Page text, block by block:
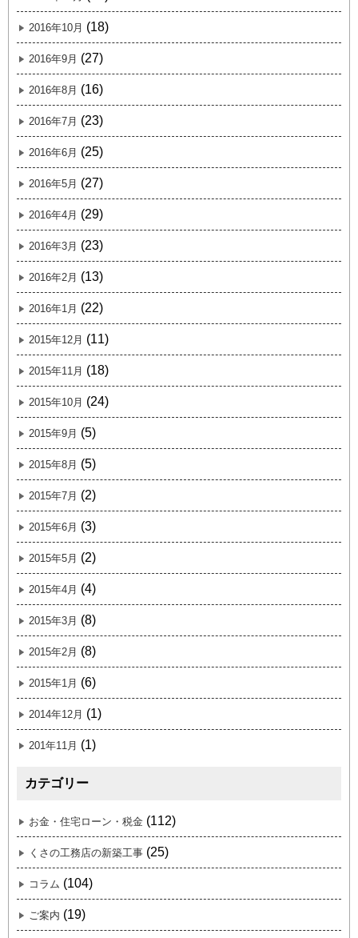
2016年10月 (18)
2016年9月 (27)
2016年8月 (16)
2016年7月 (23)
2016年6月 (25)
2016年5月 (27)
2016年4月 (29)
2016年3月 (23)
2016年2月 (13)
2016年1月 (22)
2015年12月 (11)
2015年11月 (18)
2015年10月 (24)
2015年9月 (5)
2015年8月 (5)
2015年7月 (2)
2015年6月 (3)
2015年5月 (2)
2015年4月 (4)
2015年3月 (8)
2015年2月 (8)
2015年1月 (6)
2014年12月 (1)
201年11月 (1)
カテゴリー
お金・住宅ローン・税金 (112)
くさの工務店の新築工事 (25)
コラム (104)
ご案内 (19)